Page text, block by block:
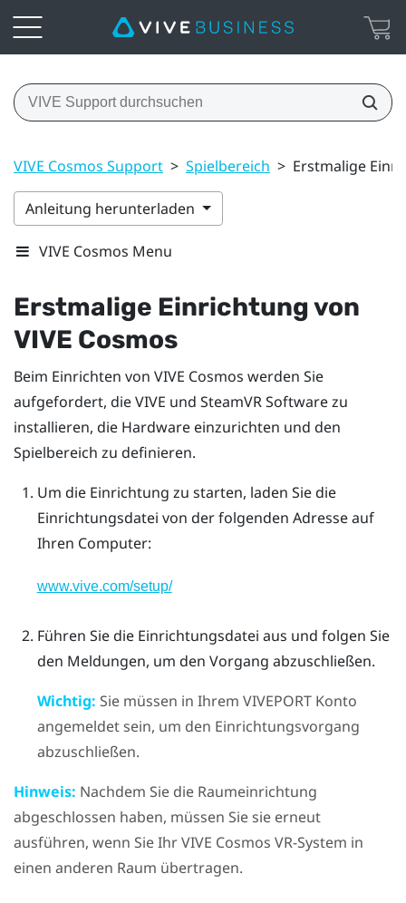
VIVE Cosmos Support > Spielbereich > Erstmalige
Anleitung herunterladen
VIVE Cosmos Menu
Erstmalige Einrichtung von
VIVE Cosmos
Beim Einrichten von VIVE Cosmos werden Sie
aufgefordert, dieVIVE und SteamVRSoftware zu
installieren, die Hardware einzurichten und den
Spielbereich zu definieren.
Um die Einrichtung zu starten, laden Sie die
Einrichtungsdatei von der folgenden Adresse auf
Ihren Computer:
www.vive.com/setup/
Führen Sie die Einrichtungsdatei aus und folgen Sie
den Meldungen, um den Vorgang abzuschließen.
Wichtig: Sie müssen in Ihrem VIVEPORTKonto
angemeldet sein, um den Einrichtungsvorgang
abzuschließen.
Hinweis: Nachdem Sie die Raumeinrichtung
abgeschlossen haben, müssen Sie sie erneut
ausführen, wenn Sie IhrVIVE Cosmos VR-System in
einen anderen Raum übertragen.